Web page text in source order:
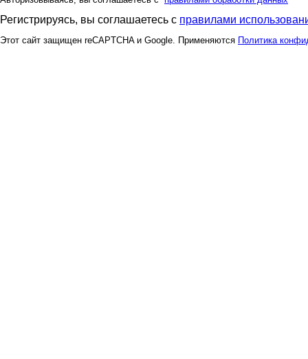
Регистрируясь, вы соглашаетесь с правилами
Этот сайт защищен reCAPTCHA и Google. Применяются Политика